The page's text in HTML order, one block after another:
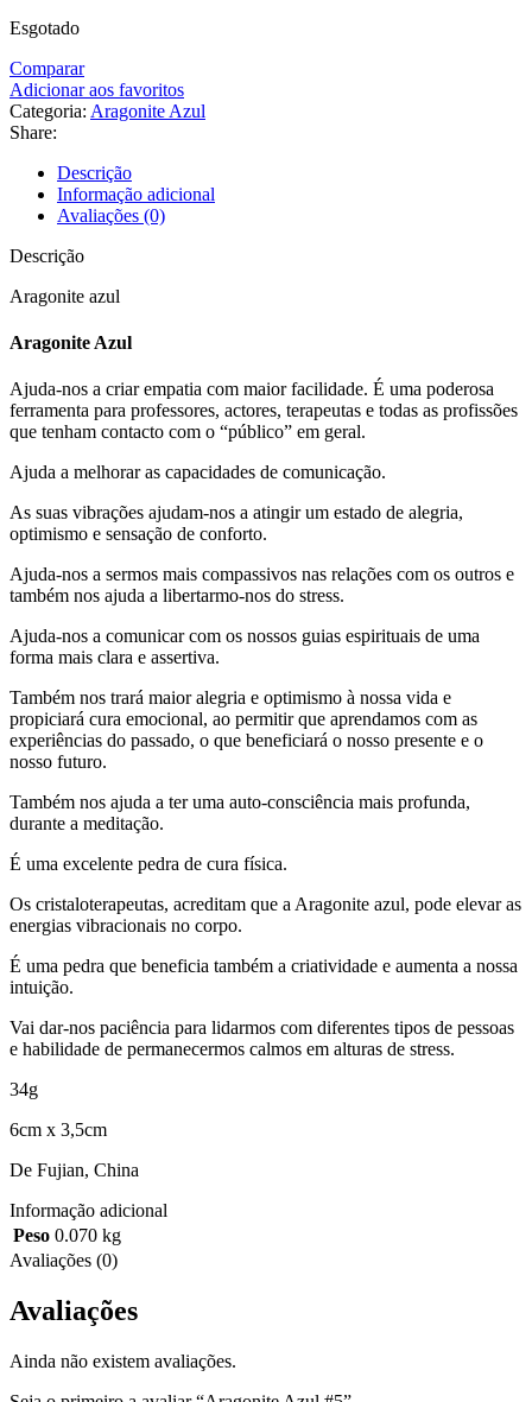
Esgotado
Comparar
Adicionar aos favoritos
Categoria: Aragonite Azul
Share:
Descrição
Informação adicional
Avaliações (0)
Descrição
Aragonite azul
Aragonite Azul
Ajuda-nos a criar empatia com maior facilidade. É uma poderosa
ferramenta para professores, actores, terapeutas e todas as profissões
que tenham contacto com o “público” em geral.
Ajuda a melhorar as capacidades de comunicação.
As suas vibrações ajudam-nos a atingir um estado de alegria,
optimismo e sensação de conforto.
Ajuda-nos a sermos mais compassivos nas relações com os outros e
também nos ajuda a libertarmo-nos do stress.
Ajuda-nos a comunicar com os nossos guias espirituais de uma
forma mais clara e assertiva.
Também nos trará maior alegria e optimismo à nossa vida e
propiciará cura emocional, ao permitir que aprendamos com as
experiências do passado, o que beneficiará o nosso presente e o
nosso futuro.
Também nos ajuda a ter uma auto-consciência mais profunda,
durante a meditação.
É uma excelente pedra de cura física.
Os cristaloterapeutas, acreditam que a Aragonite azul, pode elevar as
energias vibracionais no corpo.
É uma pedra que beneficia também a criatividade e aumenta a nossa
intuição.
Vai dar-nos paciência para lidarmos com diferentes tipos de pessoas
e habilidade de permanecermos calmos em alturas de stress.
34g
6cm x 3,5cm
De Fujian, China
Informação adicional
Peso 0.070 kg
Avaliações (0)
Avaliações
Ainda não existem avaliações.